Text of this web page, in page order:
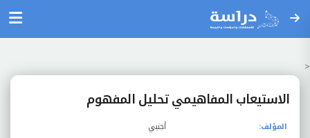
<
الاستيعاب المفاهيمي تحليل المفهوم
المؤلف:
أجنبي